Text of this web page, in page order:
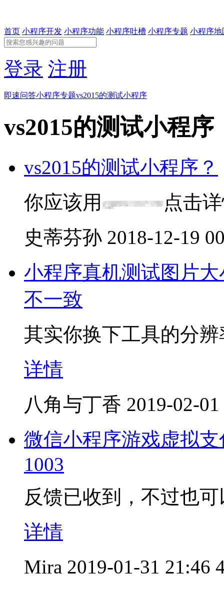
首页 小程序开发 小程序功能 小程序吐槽 小程序专题 小程序地
登录 注册
即速问答小程序专题vs2015的测试小程序
vs2015的测试小程序
vs2015的测试小程序？
你应该用
点击
史蒂芬孙 2018-12-19
小程序真机测试图片
不一致
其实你换下工具的分
详情
八角与丁香 2019-02-
微信小程序游戏虚拟
1003
反馈已收到，不过也
详情
Mira 2019-01-31 21:46